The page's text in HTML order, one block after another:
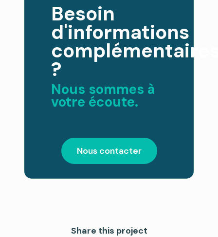
Besoin
d'informations
?
Nous sommes à
votre écoute.
Nous contacter
Share this project